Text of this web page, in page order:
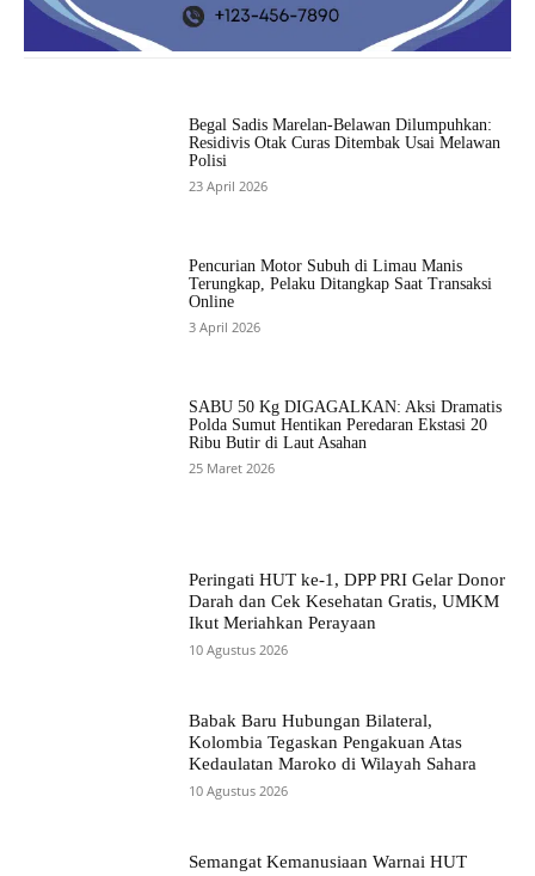
Begal Sadis Marelan-Belawan Dilumpuhkan:
Residivis Otak Curas Ditembak Usai Melawan
Polisi
23 April 2026
Pencurian Motor Subuh di Limau Manis
Terungkap, Pelaku Ditangkap Saat Transaksi
Online
3 April 2026
SABU 50 Kg DIGAGALKAN: Aksi Dramatis
Polda Sumut Hentikan Peredaran Ekstasi 20
Ribu Butir di Laut Asahan
25 Maret 2026
Peringati HUT ke-1, DPP PRI Gelar Donor
Darah dan Cek Kesehatan Gratis, UMKM
Ikut Meriahkan Perayaan
10 Agustus 2026
Babak Baru Hubungan Bilateral,
Kolombia Tegaskan Pengakuan Atas
Kedaulatan Maroko di Wilayah Sahara
10 Agustus 2026
Semangat Kemanusiaan Warnai HUT